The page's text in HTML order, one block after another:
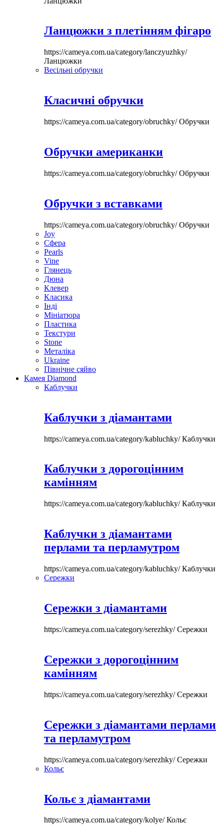
Ланцюжки з плетінням фігаро
https://cameya.com.ua/category/lanczyuzhky/
Ланцюжки
Весільні обручки
Класичні обручки
https://cameya.com.ua/category/obruchky/Обручки
Обручки американки
https://cameya.com.ua/category/obruchky/Обручки
Обручки з вставками
https://cameya.com.ua/category/obruchky/Обручки
Joy
Сфера
Pearls
Vine
Глянець
Дюна
Клевер
Класика
Інді
Мініатюра
Пластика
Текстури
Stone
Металіка
Ukraine
Північне сяйво
Камея Diamond
Каблучки
Каблучки з діамантами
https://cameya.com.ua/category/kabluchky/Каблучки
Каблучки з дорогоцінним
камінням
https://cameya.com.ua/category/kabluchky/Каблучки
Каблучки з діамантами
перлами та перламутром
https://cameya.com.ua/category/kabluchky/Каблучки
Сережки
Сережки з діамантами
https://cameya.com.ua/category/serezhky/Сережки
Сережки з дорогоцінним
камінням
https://cameya.com.ua/category/serezhky/Сережки
Сережки з діамантами перлами
та перламутром
https://cameya.com.ua/category/serezhky/Сережки
Кольє
Кольє з діамантами
https://cameya.com.ua/category/kolye/Кольє